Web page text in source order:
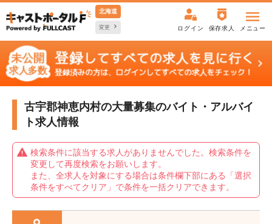
北海道
変更 ログイン 保存求人 メニュー
古宇郡神恵内村の大量募集のバイト・アルバイ
ト求人情報
検索条件に該当する求人がありませんでした。検索条件を
変更して再度検索をお願いします。
また、全求人を対象にする場合は条件欄下部にある「選択
条件をすべてクリア」で条件を一括クリアできます。